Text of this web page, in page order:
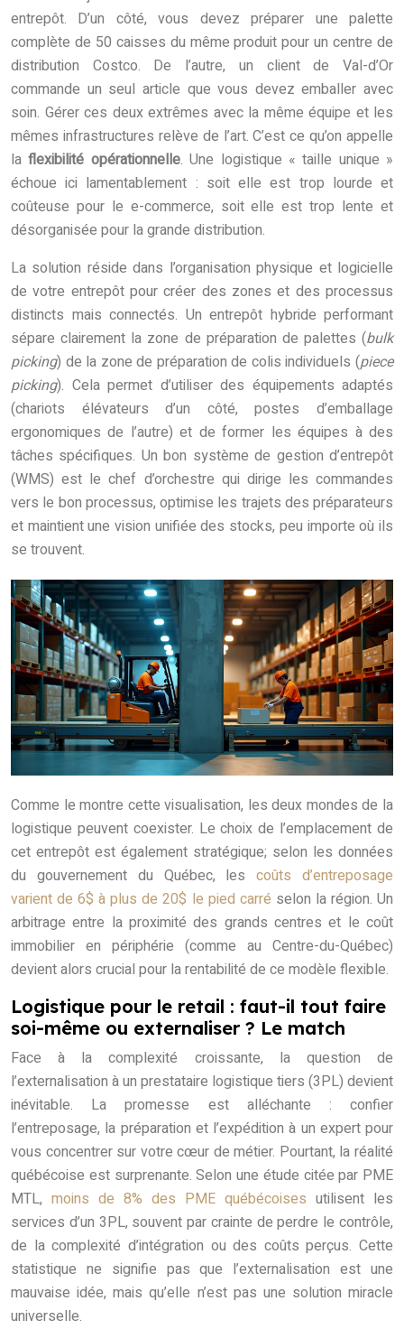
entrepôt. D’un côté, vous devez préparer une palette
complète de 50 caisses du même produit pour un centre de
distribution Costco. De l’autre, un client de Val-d’Or
commande un seul article que vous devez emballer avec
soin. Gérer ces deux extrêmes avec la même équipe et les
mêmes infrastructures relève de l’art. C’est ce qu’on appelle
laflexibilité opérationnelle. Une logistique « taille unique »
échoue ici lamentablement : soit elle est trop lourde et
coûteuse pour le e-commerce, soit elle est trop lente et
désorganisée pour la grande distribution.
La solution réside dans l’organisation physique et logicielle
de votre entrepôt pour créer des zones et des processus
distincts mais connectés. Un entrepôt hybride performant
sépare clairement la zone de préparation de palettes (bulk
picking) de la zone de préparation de colis individuels (piece
picking). Cela permet d’utiliser des équipements adaptés
(chariots élévateurs d’un côté, postes d’emballage
ergonomiques de l’autre) et de former les équipes à des
tâches spécifiques. Un bon système de gestion d’entrepôt
(WMS) est le chef d’orchestre qui dirige les commandes
vers le bon processus, optimise les trajets des préparateurs
et maintient une vision unifiée des stocks, peu importe où ils
se trouvent.
Comme le montre cette visualisation, les deux mondes de la
logistique peuvent coexister. Le choix de l’emplacement de
cet entrepôt est également stratégique; selon les données
du gouvernement du Québec, lescoûts d’entreposage
varient de 6$ à plus de 20$ le pied carré selon la région. Un
arbitrage entre la proximité des grands centres et le coût
immobilier en périphérie (comme au Centre-du-Québec)
devient alors crucial pour la rentabilité de ce modèle flexible.
Logistique pour le retail : faut-il tout faire
soi-même ou externaliser ? Le match
Face à la complexité croissante, la question de
l’externalisation à un prestataire logistique tiers (3PL) devient
inévitable. La promesse est alléchante : confier
l’entreposage, la préparation et l’expédition à un expert pour
vous concentrer sur votre cœur de métier. Pourtant, la réalité
québécoise est surprenante. Selon une étude citée par PME
MTL, moins de 8% des PME québécoises utilisent les
services d’un 3PL, souvent par crainte de perdre le contrôle,
de la complexité d’intégration ou des coûts perçus. Cette
statistique ne signifie pas que l’externalisation est une
mauvaise idée, mais qu’elle n’est pas une solution miracle
universelle.